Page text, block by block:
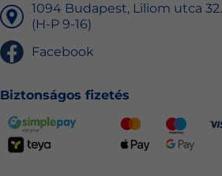
1094 Budapest, Liliom utca 32.
(H-P 9-16)
Facebook
Biztonságos fizetés